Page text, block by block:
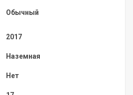
Обычный
2017
Наземная
Нет